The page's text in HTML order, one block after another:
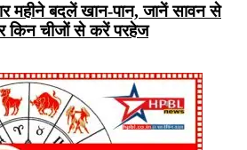
महीने बदलें खान-पान, जानें सावन से
किन चीजों से करें परहेज